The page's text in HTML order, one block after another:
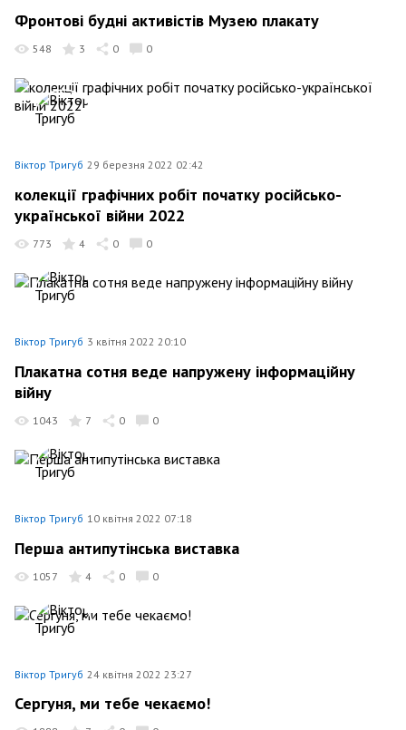
Фронтові будні активістів Музею плакату
548 3 0 0
Віктор Тригуб 29 березня 2022 02:42
колекції графічних робіт початку російсько-
української війни 2022
773 4 0 0
Віктор Тригуб 3 квітня 2022 20:10
Плакатна сотня веде напружену інформаційну
війну
1043 7 0 0
Віктор Тригуб 10 квітня 2022 07:18
Перша антипутінська виставка
1057 4 0 0
Віктор Тригуб 24 квітня 2022 23:27
Сергуня, ми тебе чекаємо!